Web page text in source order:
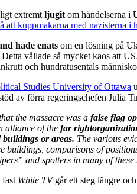
extremt ljugit om händelserna i
att kuppmakarna med nazisterna i
hade enats om en lösning på
vållade så mycket kaos att
och hundratusentals
Studies University of Ottawa
av förra regeringschefen Julia
the massacre was a false flag
alliance of the far right
buildings or areas. The various
buildings, comparisons of
and spotters in many of these
White TVgår ett steg längre